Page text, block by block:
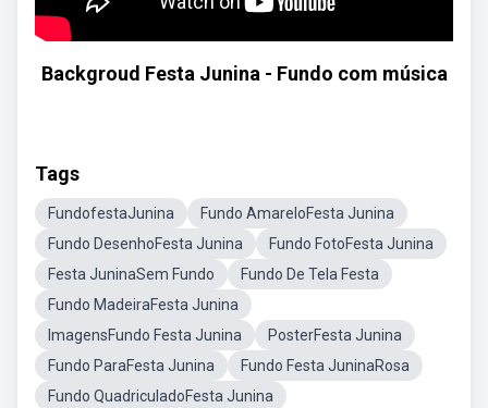
Backgroud Festa Junina - Fundo com música
Tags
FundofestaJunina
Fundo AmareloFesta Junina
Fundo DesenhoFesta Junina
Fundo FotoFesta Junina
Festa JuninaSem Fundo
Fundo De Tela Festa
Fundo MadeiraFesta Junina
ImagensFundo Festa Junina
PosterFesta Junina
Fundo ParaFesta Junina
Fundo Festa JuninaRosa
Fundo QuadriculadoFesta Junina